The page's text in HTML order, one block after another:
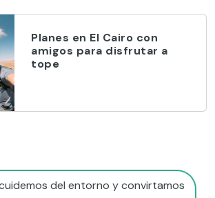
Planes en El Cairo con
amigos para disfrutar a
tope
del entorno y convirtamos